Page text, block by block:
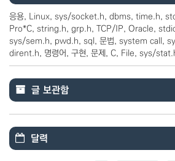
응용 Linux sys/socket.h dbms time.h
Pro*C string.h grp.h TCP/IP Oracle
sys/sem.h
pwd.h sql 문법 system call
dirent.h
명령어 구현 문제 C File sys/
글 보관함
달력